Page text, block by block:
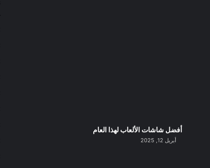
أفضل شاشات الألعاب لهذا العام
أبريل 12, 2025